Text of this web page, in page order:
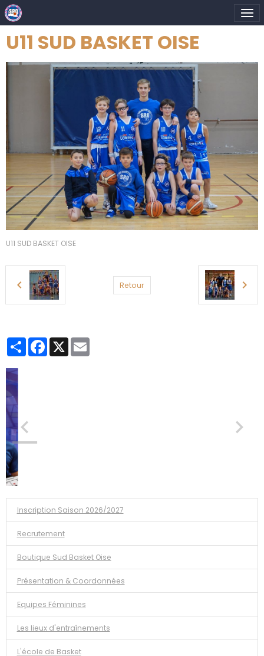
U11 SUD BASKET OISE
U11 SUD BASKET OISE
Retour
PartagerFacebook
X
Inscription Saison 2026/2027
Recrutement
Boutique Sud Basket Oise
Présentation & Coordonnées
Equipes Féminines
Les lieux d'entraînements
L'école de Basket